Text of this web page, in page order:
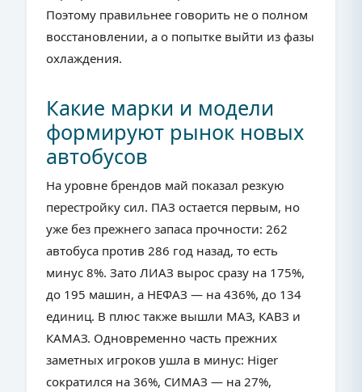
Поэтому правильнее говорить не о полном
восстановлении, а о попытке выйти из фазы
охлаждения.
Какие марки и модели
формируют рынок новых
автобусов
На уровне брендов май показал резкую
перестройку сил. ПАЗ остается первым, но
уже без прежнего запаса прочности: 262
автобуса против 286 год назад, то есть
минус 8%. Зато ЛИАЗ вырос сразу на 175%,
до 195 машин, а НЕФАЗ — на 436%, до 134
единиц. В плюс также вышли МАЗ, КАВЗ и
КАМАЗ. Одновременно часть прежних
заметных игроков ушла в минус: Higer
сократился на 36%, СИМАЗ — на 27%,